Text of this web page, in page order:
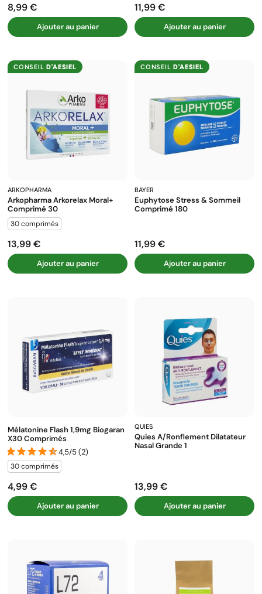
Prix
8,99 €
Ajouter au panier
Prix
11,99 €
Ajouter au panier
CONSEILD'AESIEL
ARKOPHARMA
Arkopharma Arkorelax Moral+
Comprimé 30
30 comprimés
Prix
13,99 €
Ajouter au panier
CONSEILD'AESIEL
BAYER
Euphytose Stress & Sommeil
Comprimé 180
Prix
11,99 €
Ajouter au panier
Mélatonine Flash 1,9mg Biogaran
X30 Comprimés
4,5/5 (2)
30 comprimés
Prix
4,99 €
Ajouter au panier
QUIES
Quies A/ronflement Dilatateur
Nasal Grande 1
Prix
13,99 €
Ajouter au panier